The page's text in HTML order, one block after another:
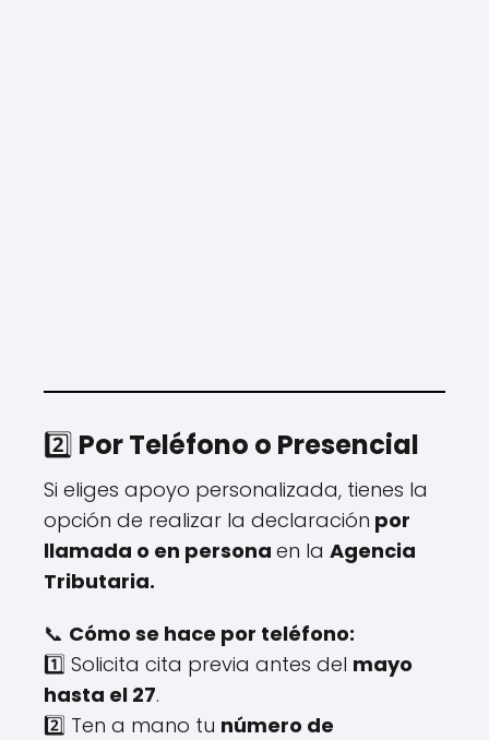
2️⃣ Por Teléfono o Presencial
Si eliges apoyo personalizada, tienes la
opción de realizar la declaración por
llamada o en persona en la Agencia
Tributaria.
📞 Cómo se hace por teléfono:
1️⃣ Solicita cita previa antes del mayo
hasta el 27.
2️⃣ Ten a mano tu número de